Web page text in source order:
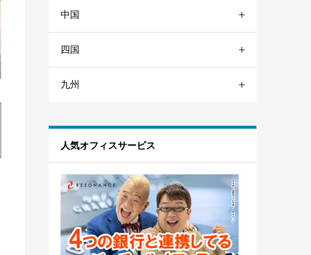
宮城
山形
福島
品川
池袋
銀座
日本橋 2
秋葉原 2
赤坂 1
渋谷 1
静岡
石川
岐阜
三重
大阪
兵庫
京都 6
中国
岡山
広島
四国
愛媛
九州
人気オフィスサービス